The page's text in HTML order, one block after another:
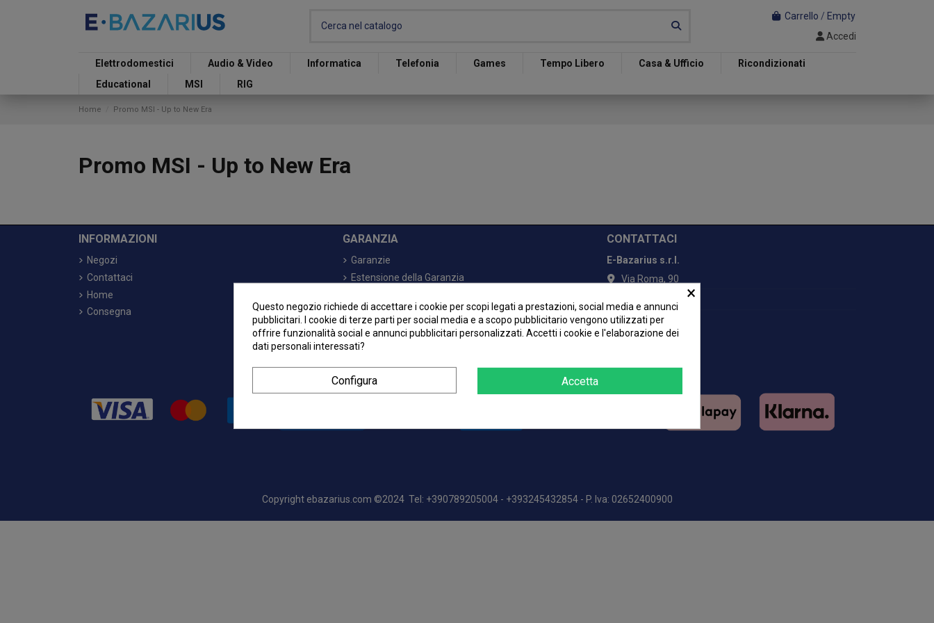
Carrello / Empty
Accedi
Elettrodomestici Audio & Video Informatica Telefonia Games Tempo Libero Casa & Ufficio
Ricondizionati
Educational
MSI RIG
Home Promo MSI - Up to New Era
Promo MSI - Up to New Era
INFORMAZIONI
Negozi
Contattaci
Home
Consegna
GARANZIA
Garanzie
Estensione della Garanzia
Diritto di Recesso
CONTATTACI
E-Bazarius s.r.l.
Via Roma, 90
[email protected]
Copyright ebazarius.com ©2024 Tel: +390789205004 - +393245432854 - P. Iva: 02652400900
×
Questo negozio richiede di accettare i cookie per scopi legati a prestazioni, social media e annunci
pubblicitari. I cookie di terze parti per social media e a scopo pubblicitario vengono utilizzati per
offrire funzionalità social e annunci pubblicitari personalizzati. Accetti i cookie e l'elaborazione dei
dati personali interessati?
Configura Accetta